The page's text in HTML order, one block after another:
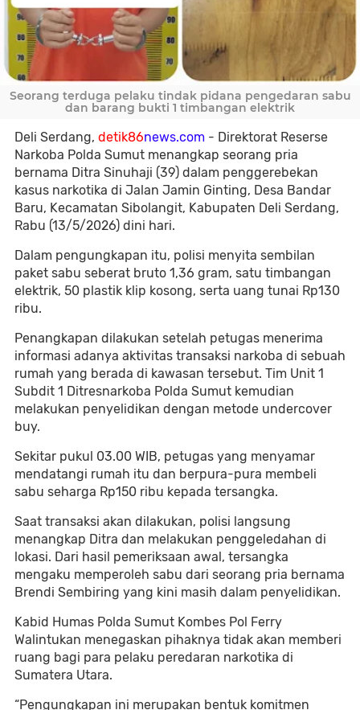
Seorang terduga pelaku tindak pidana pengedaran sabu
dan barang bukti 1 timbangan elektrik
Deli Serdang, detik86news.com - Direktorat Reserse
Narkoba Polda Sumut menangkap seorang pria
bernama Ditra Sinuhaji (39) dalam penggerebekan
kasus narkotika di Jalan Jamin Ginting, Desa Bandar
Baru, Kecamatan Sibolangit, Kabupaten Deli Serdang,
Rabu (13/5/2026) dini hari.
Dalam pengungkapan itu, polisi menyita sembilan
paket sabu seberat bruto 1,36 gram, satu timbangan
elektrik, 50 plastik klip kosong, serta uang tunai Rp130
ribu.
Penangkapan dilakukan setelah petugas menerima
informasi adanya aktivitas transaksi narkoba di sebuah
rumah yang berada di kawasan tersebut. Tim Unit 1
Subdit 1 Ditresnarkoba Polda Sumut kemudian
melakukan penyelidikan dengan metode undercover
buy.
Sekitar pukul 03.00 WIB, petugas yang menyamar
mendatangi rumah itu dan berpura-pura membeli
sabu seharga Rp150 ribu kepada tersangka.
Saat transaksi akan dilakukan, polisi langsung
menangkap Ditra dan melakukan penggeledahan di
lokasi. Dari hasil pemeriksaan awal, tersangka
mengaku memperoleh sabu dari seorang pria bernama
Brendi Sembiring yang kini masih dalam penyelidikan.
Kabid Humas Polda Sumut Kombes Pol Ferry
Walintukan menegaskan pihaknya tidak akan memberi
ruang bagi para pelaku peredaran narkotika di
Sumatera Utara.
“Pengungkapan ini merupakan bentuk komitmen